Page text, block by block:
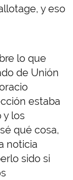
y eso
lo que
de Unión
estaba
y los
qué cosa,
noticia
sido si